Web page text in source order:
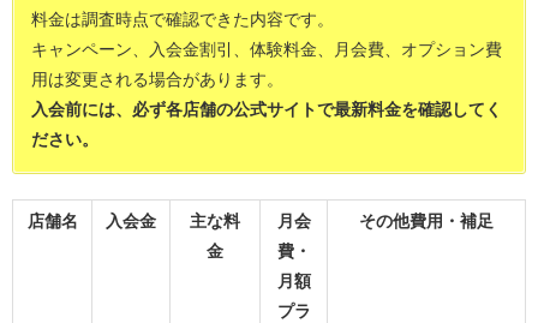
料金は調査時点で確認できた内容です。
キャンペーン、入会金割引、体験料金、月会費、オプション費
用は変更される場合があります。
入会前には、必ず各店舗の公式サイトで最新料金を確認してく
ださい。
店舗名 入会金
主な料
金
月会
費・
月額
プラ
その他費用・補足